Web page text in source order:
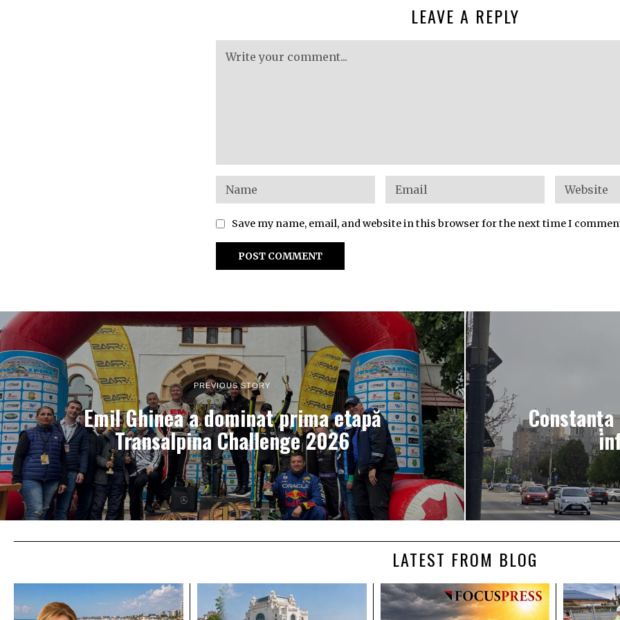
LEAVE A REPLY
Save my name, email, and website in this browser for the next time I
PREVIOUS STORY
Emil Ghinea a dominat prima etapă
Transalpina Challenge 2026
LATEST FROM BLOG